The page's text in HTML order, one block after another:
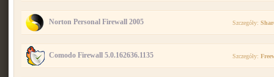
Norton Personal Firewall 2005 Szczegóły:
Comodo Firewall 5.0.162636.1135 Szczegóły: